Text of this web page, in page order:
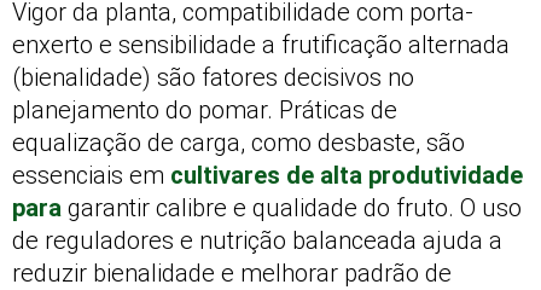
Vigor da planta, compatibilidade com porta-
enxerto e sensibilidade a frutificação alternada
(bienalidade) são fatores decisivos no
planejamento do pomar. Práticas de
equalização de carga, como desbaste, são
essenciais em cultivares de alta produtividade
para garantir calibre e qualidade do fruto. O uso
de reguladores e nutrição balanceada ajuda a
reduzir bienalidade e melhorar padrão de